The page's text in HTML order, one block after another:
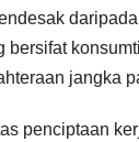
jangka
penciptaan